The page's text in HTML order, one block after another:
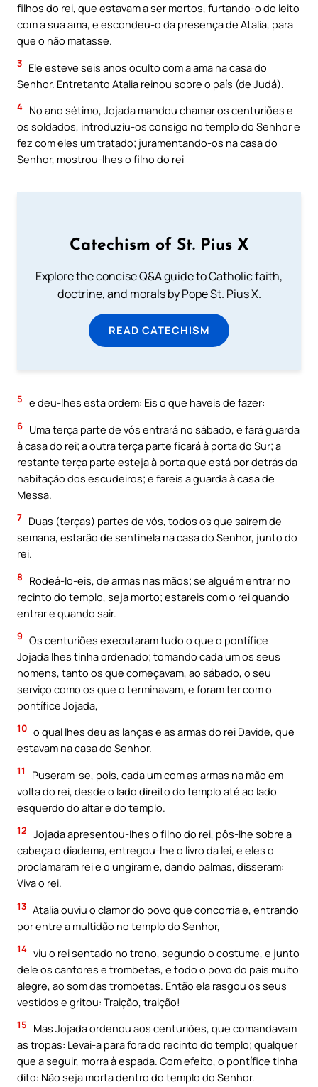
filhos do rei, que estavam a ser mortos, furtando-o do leito
com a sua ama, e escondeu-o da presença de Atalia, para
que o não matasse.
3 Ele esteve seis anos oculto com a ama na casa do
Senhor. Entretanto Atalia reinou sobre o país (de Judá).
4 No ano sétimo, Jojada mandou chamar os centuriões e
os soldados, introduziu-os consigo no templo do Senhor e
fez com eles um tratado; juramentando-os na casa do
Senhor, mostrou-lhes o filho do rei
Catechism of St. Pius X
Explore the concise Q&A guide to Catholic faith,
doctrine, and morals by Pope St. Pius X.
READ CATECHISM
5 e deu-lhes esta ordem: Eis o que haveis de fazer:
6 Uma terça parte de vós entrará no sábado, e fará guarda
à casa do rei; a outra terça parte ficará à porta do Sur; a
restante terça parte esteja à porta que está por detrás da
habitação dos escudeiros; e fareis a guarda à casa de
Messa.
7 Duas (terças) partes de vós, todos os que saírem de
semana, estarão de sentinela na casa do Senhor, junto do
rei.
8
Rodeá-lo-eis, de armas nas mãos; se alguém entrar no
recinto do templo, seja morto; estareis com o rei quando
entrar e quando sair.
9 Os centuriões executaram tudo o que o pontífice
Jojada lhes tinha ordenado; tomando cada um os seus
homens, tanto os que começavam, ao sábado, o seu
serviço como os que o terminavam, e foram ter com o
pontífice Jojada,
10 o qual lhes deu as lanças e as armas do rei Davide, que
estavam na casa do Senhor.
11
Puseram-se, pois, cada um com as armas na mão em
volta do rei, desde o lado direito do templo até ao lado
esquerdo do altar e do templo.
12 Jojada apresentou-Ihes o filho do rei, pôs-lhe sobre a
cabeça o diadema, entregou-lhe o livro da lei, e eles o
proclamaram rei e o ungiram e, dando palmas, disseram:
Viva o rei.
13 Atalia ouviu o clamor do povo que concorria e, entrando
por entre a multidão no templo do Senhor,
14 viu o rei sentado no trono, segundo o costume, e junto
dele os cantores e trombetas, e todo o povo do país muito
alegre, ao som das trombetas. Então ela rasgou os seus
vestidos e gritou: Traição, traição!
15
Mas Jojada ordenou aos centuriões, que comandavam
as tropas: Levai-a para fora do recinto do templo; qualquer
que a seguir, morra à espada. Com efeito, o pontífice tinha
dito: Não seja morta dentro do templo do Senhor.